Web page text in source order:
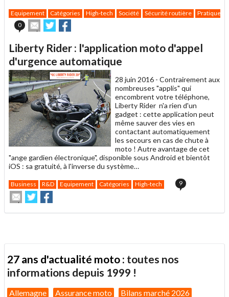
Equipement Catégories High-tech Société Sécurité routière Pratique
0
Envoyer
cet
à
un
ami
Partager
sur sur
Liberty Rider : l'application moto d'appel
d'urgence automatique
28 juin 2016 - Contrairement aux
nombreuses "applis" qui
encombrent votre téléphone,
Liberty Rider n'a rien d'un
gadget : cette application peut
même sauver des vies en
contactant automatiquement
les secours en cas de chute à
moto ! Autre avantage de cet
"ange gardien électronique", disponible sous Android et bientôt
iOS : sa gratuité, à l'inverse du système…
Business R&D Equipement Catégories High-tech 9
Envoyer
cet
article
Partager
sur
Twitter
sur
Facebook
27 ans d'actualité moto : toutes nos
informations depuis 1999 !
Allemagne Assurance moto Bilans marché 2026